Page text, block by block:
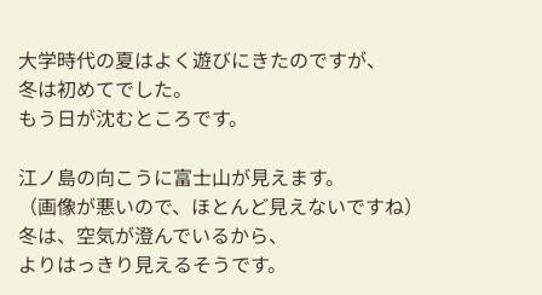
大学時代の夏はよく遊びにきたのですが、
冬は初めてでした。
もう日が沈むところです。
江ノ島の向こうに富士山が見えます。
（画像が悪いので、ほとんど見えないですね）
冬は、空気が澄んでいるから、
よりはっきり見えるそうです。